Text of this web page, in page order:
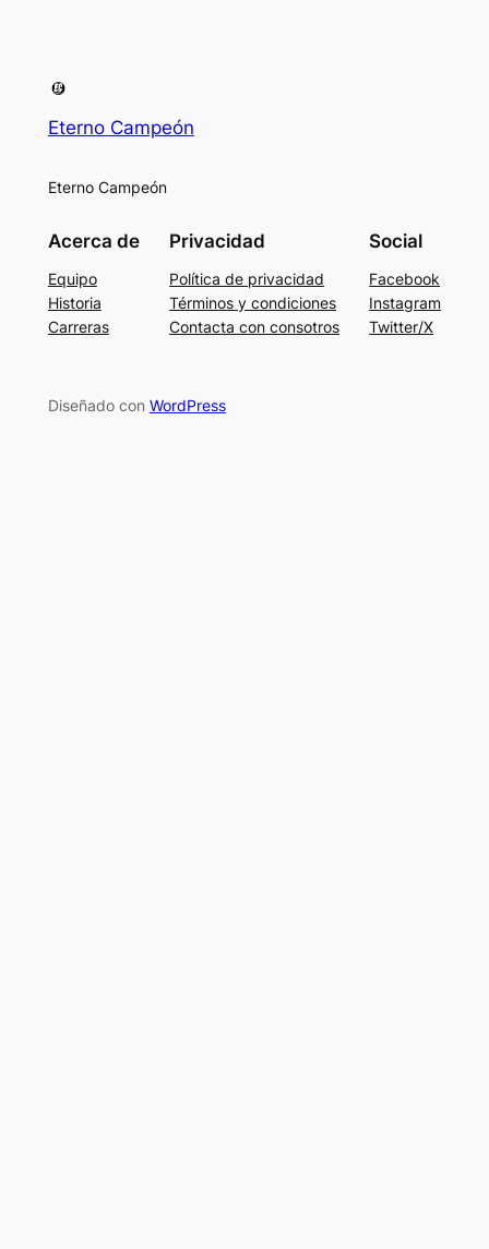
Eterno Campeón
Eterno Campeón
Acerca de
Equipo
Historia
Carreras
Privacidad
Política de privacidad
Términos y condiciones
Contacta con consotros
Social
Facebook
Instagram
Twitter/X
Diseñado con WordPress